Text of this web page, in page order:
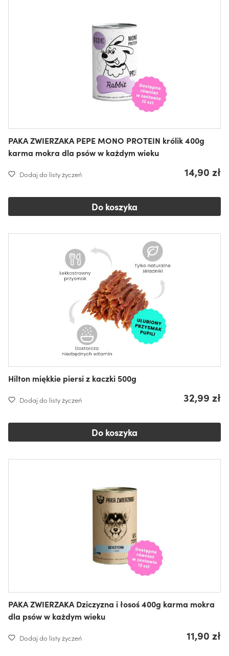
PAKA ZWIERZAKA PEPE MONO PROTEIN królik 400g
karma mokra dla psów w każdym wieku
Dodaj do listy życzeń 14,90 zł
Do koszyka
Hilton miękkie piersi z kaczki 500g
Dodaj do listy życzeń 32,99 zł
Do koszyka
PAKA ZWIERZAKA Dziczyzna i łosoś 400g karma mokra
dla psów w każdym wieku
Dodaj do listy życzeń 11,90 zł